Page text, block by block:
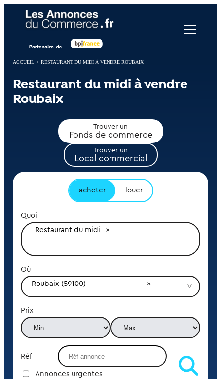
ACCUEIL > RESTAURANT DU MIDI À VENDRE ROUBAIX
Restaurant du midi à vendre
Roubaix
Trouver un
Fonds de commerce
Trouver un
Local commercial
acheter louer
Quoi
Restaurant du midi
Où
Roubaix (59100)
Prix
Réf
Annonces urgentes
Panneau de gestion des cookies